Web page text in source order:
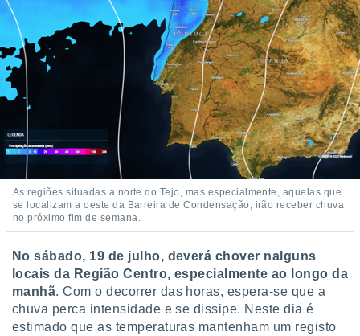
para
utilizar
criar
medir
da
dos
de
ou
de dados
As regiões situadas a norte do Tejo, mas especialmente, aquelas que
se localizam a oeste da Barreira de Condensação, irão receber chuva
no próximo fim de semana.
No sábado, 19 de julho, deverá chover nalguns
locais da Região Centro, especialmente ao longo da
manhã. Com o decorrer das horas, espera-se que a
chuva perca intensidade e se dissipe. Neste dia é
estimado que as temperaturas mantenham um registo